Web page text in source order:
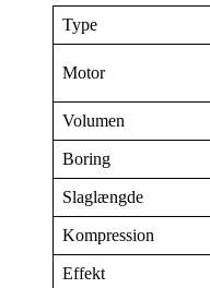
Type
Motor
Volumen
Boring
Slaglængde
Kompression
Effekt